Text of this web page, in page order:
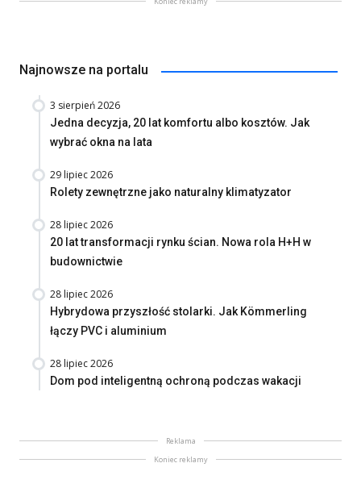
Najnowsze na portalu
3 sierpień 2026
Jedna decyzja, 20 lat komfortu albo kosztów. Jak
wybrać okna na lata
29 lipiec 2026
Rolety zewnętrzne jako naturalny klimatyzator
28 lipiec 2026
20 lat transformacji rynku ścian. Nowa rola H+H w
budownictwie
28 lipiec 2026
Hybrydowa przyszłość stolarki. Jak Kömmerling
łączy PVC i aluminium
28 lipiec 2026
Dom pod inteligentną ochroną podczas wakacji
Reklama
Koniec reklamy